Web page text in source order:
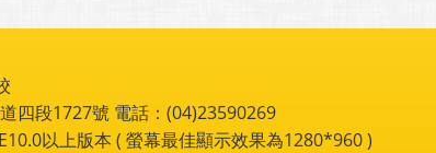
四段1727號 電話：(04)23590269
以上版本 ( 螢幕最佳顯示效果為1280*960 )